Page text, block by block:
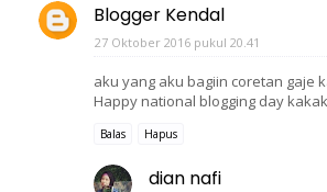
Blogger Kendal
27 Oktober 2016 pukul 20.41
aku yang aku bagiin coretan gaje
Happy national blogging day
Balas Hapus
dian nafi